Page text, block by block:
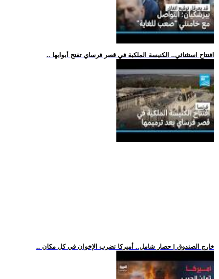
.. افتتاح استثنائي.. الكنيسة الملكية في قصر فرساي تفتح أبوابها
.. خارج الصندوق | حصار شامل.. أميركا تضرب الإخوان في كل مكان